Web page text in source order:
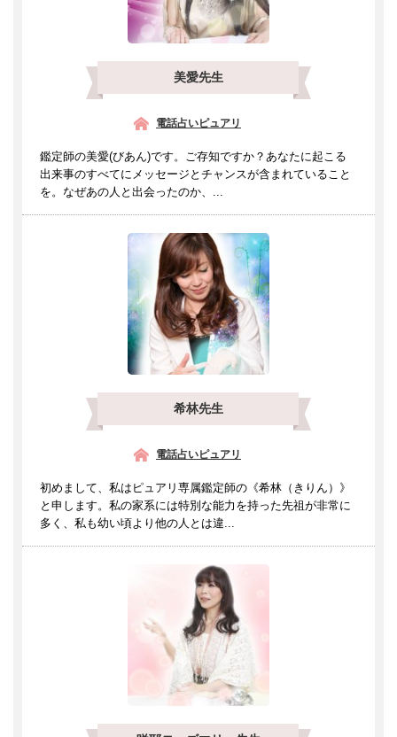
美愛先生
電話占いピュアリ
鑑定師の美愛(びあん)です。ご存知ですか？あなたに起こる
出来事のすべてにメッセージとチャンスが含まれていること
を。なぜあの人と出会ったのか、...
希林先生
電話占いピュアリ
初めまして、私はピュアリ専属鑑定師の《希林（きりん）》
と申します。私の家系には特別な能力を持った先祖が非常に
多く、私も幼い頃より他の人とは違...